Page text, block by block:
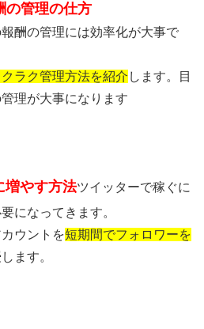
の管理の仕方
酬の管理には効率化が大事で
クラク管理方法を紹介 します。目
理が大事になります
増やす方法ツイッターで稼ぐに
になってきます。
ウントを短期間でフォロワーを
ます。